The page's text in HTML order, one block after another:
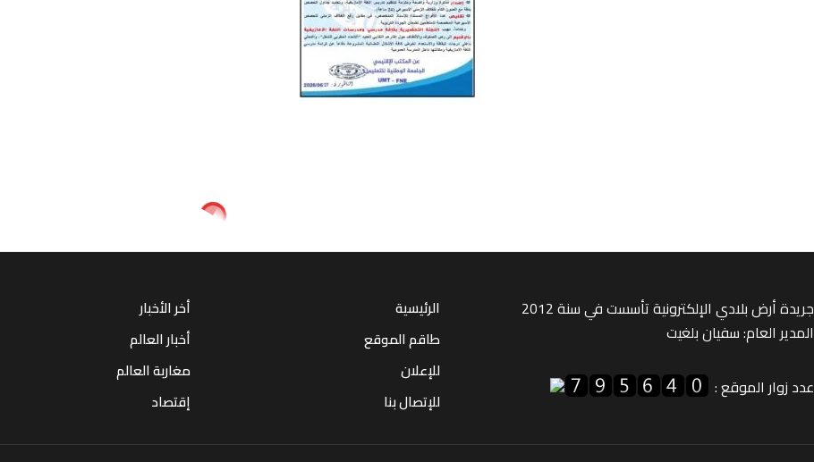
جريدة أرض بلادي الإلكترونية تأسست في سنة 2012
المدير العام: سفيان بلغيت
عدد زوار الموقع :
الرئيسية
طاقم الموقع
للإعلان
للإتصال بنا
أخر الأخبار
أخبار العالم
مغاربة العالم
إقتصاد